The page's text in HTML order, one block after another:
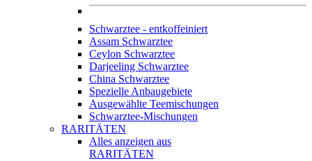
Schwarztee - entkoffeiniert
Assam Schwarztee
Ceylon Schwarztee
Darjeeling Schwarztee
China Schwarztee
Spezielle Anbaugebiete
Ausgewählte Teemischungen
Schwarztee-Mischungen
RARITÄTEN
Alles anzeigen aus
RARITÄTEN